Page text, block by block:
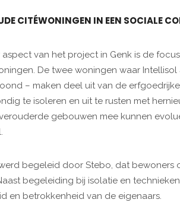
CITÉWONINGEN IN EEN SOCIALE
aspect van het project in Genk is de
De twee woningen waar
– maken deel uit van de
te isoleren en uit te rusten met
gebouwen mee kunnen
begeleid door Stebo, dat bewoners
begeleiding bij isolatie en
en betrokkenheid van de eigenaars.